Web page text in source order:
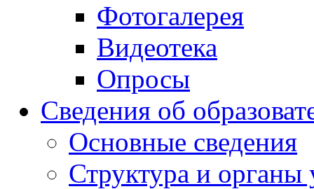
Фотогалерея
Видеотека
Опросы
Сведения об
Основные сведения
Структура и органы